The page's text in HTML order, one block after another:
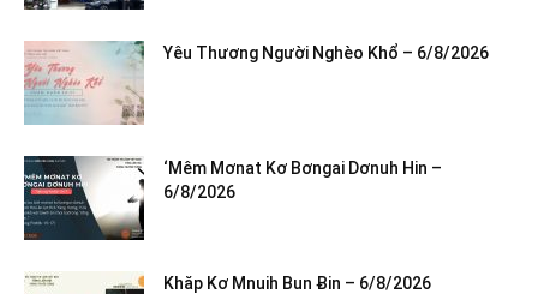
Yêu Thương Người Nghèo Khổ – 6/8/2026
‘Mêm Mơnat Kơ Bơngai Dơnuh Hin –
6/8/2026
Khăp Kơ Mnuih Bun Ƀin – 6/8/2026